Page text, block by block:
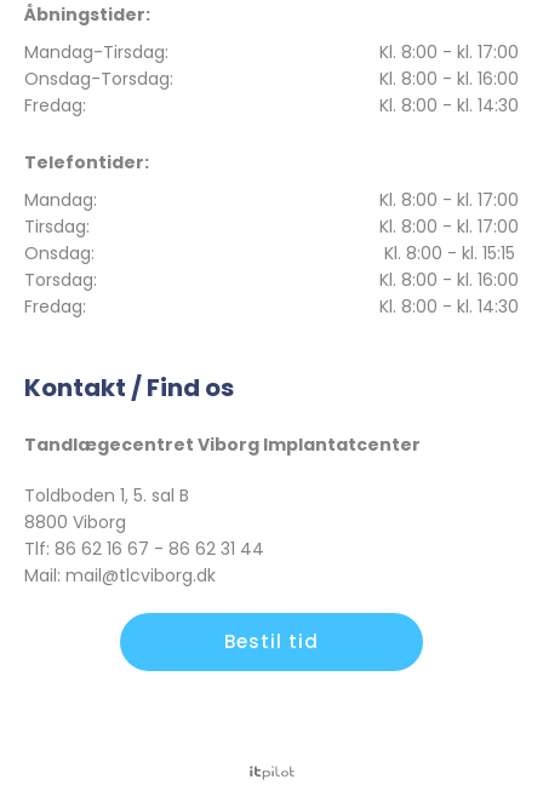
Åbningstider:
Mandag-Tirsdag:
Onsdag-Torsdag:
Fredag:
Kl. 8:00 - kl. 17:00
Kl. 8:00 - kl. 16:00
Kl. 8:00 - kl. 14:30
Telefontider:
Mandag:
Tirsdag:
Onsdag:
Torsdag:
Fredag:
Kl. 8:00 - kl. 17:00
Kl. 8:00 - kl. 17:00
Kl. 8:00 - kl. 15:15
Kl. 8:00 - kl. 16:00
Kl. 8:00 - kl. 14:30
Kontakt / Find os
Tandlægecentret Viborg Implantatcenter
Toldboden 1, 5. sal B
8800 Viborg
Tlf: 86 62 16 67 - 86 62 31 44
Mail: mail@tlcviborg.dk
Bestil tid